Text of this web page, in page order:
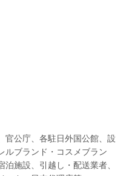
官公庁、各駐日外国公館、設
ルブランド・コスメブラン
泊施設、引越し・配送業者、